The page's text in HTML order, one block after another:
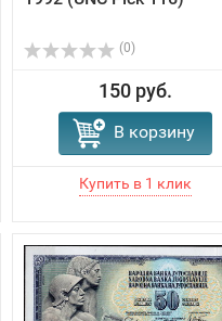
(0)
150 руб.
В корзину